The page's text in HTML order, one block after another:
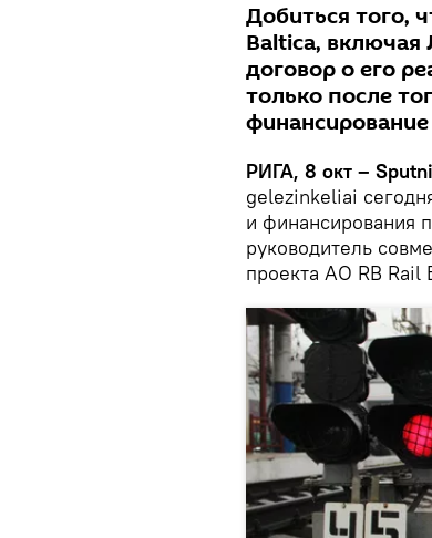
Добиться того,
Baltica, включая
договор о его
только после
РИГА, 8 окт –
gelezinkeliai
и финансирования
руководитель
проекта АО RB Rail